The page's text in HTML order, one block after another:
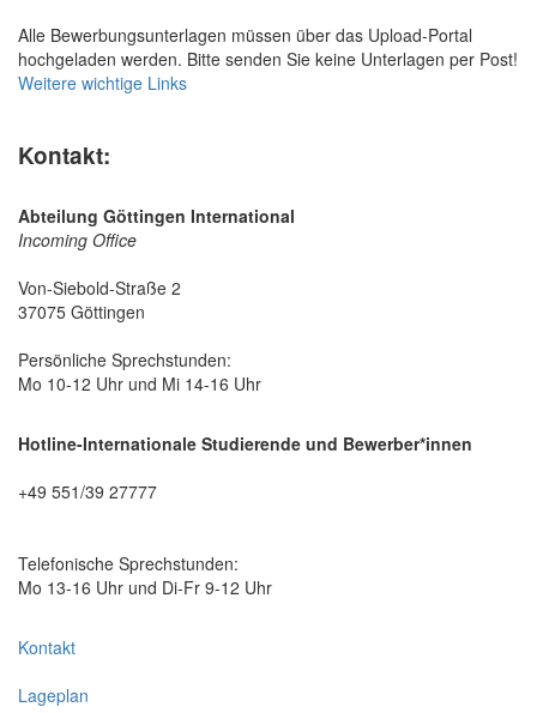
Alle Bewerbungsunterlagen müssen über das Upload-Portal
hochgeladen werden. Bitte senden Sie keine Unterlagen per Post!
Weitere wichtige Links
Kontakt:
Abteilung Göttingen International
Incoming Office
Von-Siebold-Straße 2
37075 Göttingen
Persönliche Sprechstunden:
Mo 10-12 Uhr und Mi 14-16 Uhr
Hotline-Internationale Studierende und Bewerber*innen
+49 551/39 27777
Telefonische Sprechstunden:
Mo 13-16 Uhr und Di-Fr 9-12 Uhr
Kontakt
Lageplan